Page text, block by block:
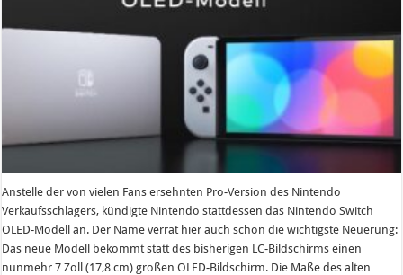
Anstelle der von vielen Fans ersehnten Pro-Version des Nintendo
Verkaufsschlagers, kündigte Nintendo stattdessen das Nintendo Switch
OLED-Modell an. Der Name verrät hier auch schon die wichtigste Neuerung:
Das neue Modell bekommt statt des bisherigen LC-Bildschirms einen
nunmehr 7 Zoll (17,8 cm) großen OLED-Bildschirm. Die Maße des alten